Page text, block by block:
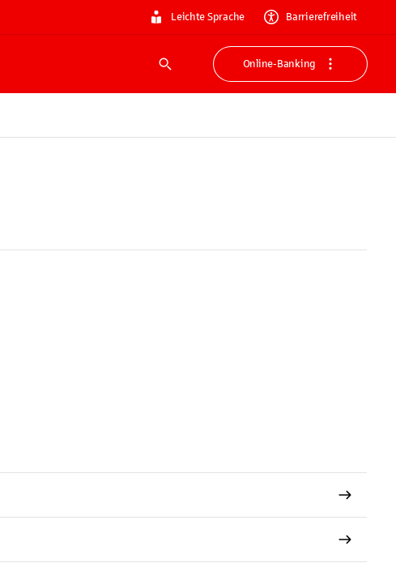
Leichte Sprache Barrierefreiheit
Suche
Online-Banking